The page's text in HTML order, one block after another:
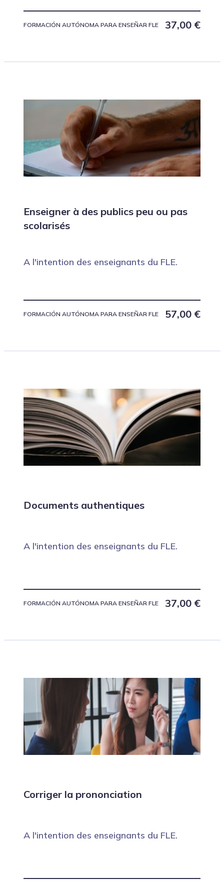
FORMACIÓN AUTÓNOMA PARA ENSEÑAR FLE 37,00 €
Enseigner à des publics peu ou pas
scolarisés
A l'intention des enseignants du FLE.
FORMACIÓN AUTÓNOMA PARA ENSEÑAR FLE 57,00 €
Documents authentiques
A l'intention des enseignants du FLE.
FORMACIÓN AUTÓNOMA PARA ENSEÑAR FLE 37,00 €
Corriger la prononciation
A l'intention des enseignants du FLE.